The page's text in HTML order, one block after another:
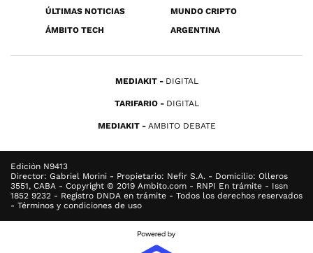
ÚLTIMAS NOTICIAS
MUNDO CRIPTO
ÁMBITO TECH
ARGENTINA
MEDIAKIT DIGITAL
TARIFARIO DIGITAL
MEDIAKIT AMBITO DEBATE
Edición N9413
Director: Gabriel Morini - Propietario: Nefir S.A. - Domicilio: Olleros
3551, CABA - Copyright © 2019 Ambito.com - RNPI En trámite - Issn
1852 9232 - Registro DNDA en trámite - Todos los derechos reservados
- Términos y condiciones de uso